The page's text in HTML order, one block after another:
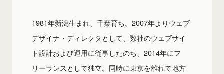
1981年新潟生まれ、千葉育ち。2007年よりウェブ
デザイナ・ディレクタとして、数社のウェブサイ
ト設計および運用に従事したのち、2014年にフ
リーランスとして独立。同時に東京を離れて地方